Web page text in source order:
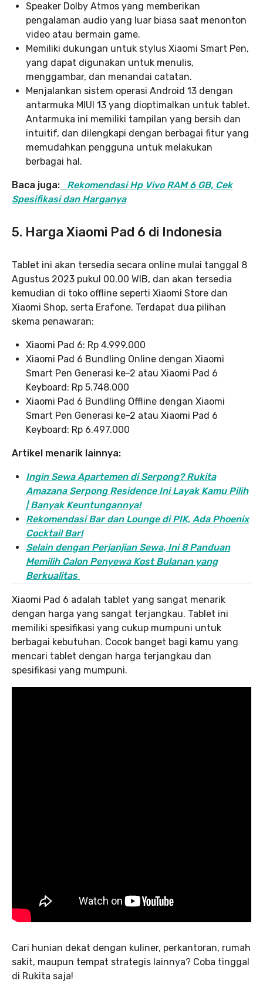
Speaker Dolby Atmos yang memberikan
pengalaman audio yang luar biasa saat menonton
video atau bermain game.
Memiliki dukungan untuk stylus Xiaomi Smart Pen,
yang dapat digunakan untuk menulis,
menggambar, dan menandai catatan.
Menjalankan sistem operasi Android 13 dengan
antarmuka MIUI 13 yang dioptimalkan untuk tablet.
Antarmuka ini memiliki tampilan yang bersih dan
intuitif, dan dilengkapi dengan berbagai fitur yang
memudahkan pengguna untuk melakukan
berbagai hal.
Baca juga:
Rekomendasi Hp Vivo RAM 6 GB, Cek
Spesifikasi dan Harganya
5. Harga Xiaomi Pad 6 di Indonesia
Tablet ini akan tersedia secara online mulai tanggal 8
Agustus 2023 pukul 00.00 WIB, dan akan tersedia
kemudian di toko offline seperti Xiaomi Store dan
Xiaomi Shop, serta Erafone. Terdapat dua pilihan
skema penawaran:
Xiaomi Pad 6: Rp 4.999.000
Xiaomi Pad 6 Bundling Online dengan Xiaomi
Smart Pen Generasi ke-2 atau Xiaomi Pad 6
Keyboard: Rp 5.748.000
Xiaomi Pad 6 Bundling Offline dengan Xiaomi
Smart Pen Generasi ke-2 atau Xiaomi Pad 6
Keyboard: Rp 6.497.000
Artikel menarik lainnya:
Ingin Sewa Apartemen di Serpong? Rukita
Amazana Serpong Residence Ini Layak Kamu Pilih
| Banyak Keuntungannya!
Rekomendasi Bar dan Lounge di PIK, Ada Phoenix
Cocktail Bar!
Selain dengan Perjanjian Sewa, Ini 8 Panduan
Memilih Calon Penyewa Kost Bulanan yang
Berkualitas
Xiaomi Pad 6 adalah tablet yang sangat menarik
dengan harga yang sangat terjangkau. Tablet ini
memiliki spesifikasi yang cukup mumpuni untuk
berbagai kebutuhan. Cocok banget bagi kamu yang
mencari tablet dengan harga terjangkau dan
spesifikasi yang mumpuni.
Cari hunian dekat dengan kuliner, perkantoran, rumah
sakit, maupun tempat strategis lainnya? Coba tinggal
di Rukita saja!